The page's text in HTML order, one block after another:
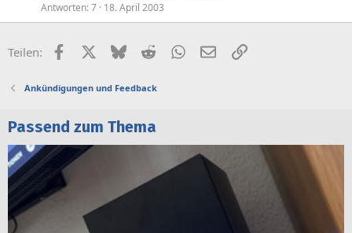
Antworten 7 18. April 2003
Teilen: FacebookX (Twitter)
BlueskyRedditWhatsApp
E-MailLink
Ankündigungen und Feedback
Passend zum Thema